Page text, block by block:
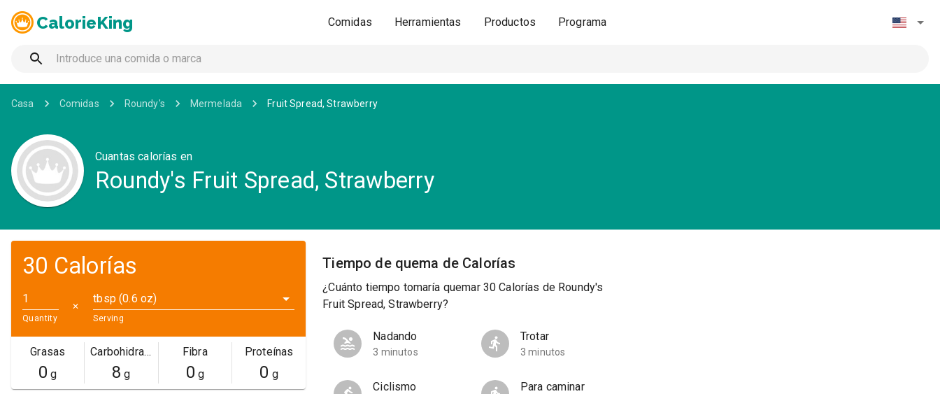
CalorieKing Comidas Herramientas Productos Programa
Casa Comidas Roundy's Mermelada Fruit Spread, Strawberry
Cuantas calorías en
Roundy's Fruit Spread, Strawberry
30 Calorías
Quantity
✕
tbsp (0.6 oz)
Serving
Grasas
0 g
Carbohidratos
8 g
Fibra
0 g
Proteínas
0 g
Tiempo de quema de Calorías
¿Cuánto tiempo tomaría quemar 30 Calorías de Roundy's
Fruit Spread, Strawberry?
Nadando
3 minutos
Trotar
3 minutos
Ciclismo Para caminar